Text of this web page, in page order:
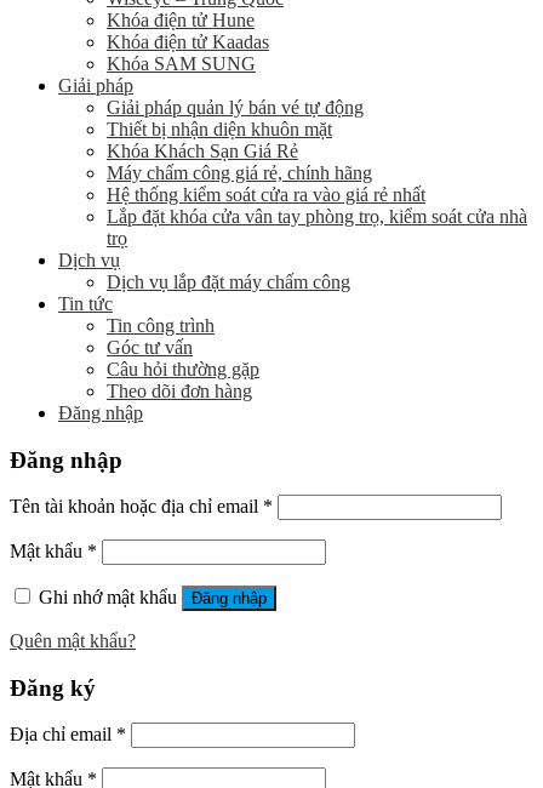
Khóa điện tử Hune
Khóa điện tử Kaadas
Khóa SAM SUNG
Giải pháp
Giải pháp quản lý bán vé tự động
Thiết bị nhận diện khuôn mặt
Khóa Khách Sạn Giá Rẻ
Máy chấm công giá rẻ, chính hãng
Hệ thống kiểm soát cửa ra vào giá rẻ nhất
Lắp đặt khóa cửa vân tay phòng trọ, kiểm soát cửa nhà
trọ
Dịch vụ
Dịch vụ lắp đặt máy chấm công
Tin tức
Tin công trình
Góc tư vấn
Câu hỏi thường gặp
Theo dõi đơn hàng
Đăng nhập
Đăng nhập
Tên tài khoản hoặc địa chỉ email *
Mật khẩu *
Ghi nhớ mật khẩu Đăng nhập
Quên mật khẩu?
Đăng ký
Địa chỉ email *
Mật khẩu *